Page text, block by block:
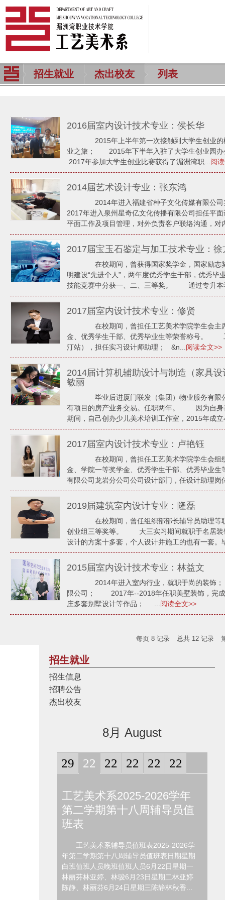
招生就业 杰出校友 列表
2016届室内设计技术专业：侯长华
2015年上半年第一次接触到大学生创业的
业之旅； 2015年下半年入驻了大学生创业园
2017年参加大学生创业比赛获得了湄洲湾职... 阅
2014届艺术设计专业：张东鸿
2014年进入福建省种子文化传媒有限公
2017年进入泉州星奇亿文化传播有限公司担任平
平面工作及项目管理，对外负责客户联络沟通，对
2017届宝玉石鉴定与加工技术专业：徐
在校期间，曾获得国家奖学金，国家励志
明建设“先进个人”，两年度优秀学生干部，优秀
技能竞赛中分获一、二、三等奖。 通过专升本
2017届室内设计技术专业：修贤
在校期间，曾担任工艺美术学院学生会主
金、优秀学生干部、优秀毕业生等荣誉称号
汀站），担任实习设计师助理； &n... 阅读全文>>
2014届计算机辅助设计与制造（家具
敏丽
毕业后进厦门联发（集团）物业服务有限
有项目的房产业务交易。任职两年。 因为自身
期间，自己创办少儿美术培训工作室，2015年成
2017届室内设计技术专业：卢艳钰
在校期间，曾担任工艺美术学院学生会组
金、学院一等奖学金、优秀学生干部、优秀毕
有限公司龙岩分公司公司设计部门，任设计助理岗
2019届建筑室内设计专业：隆磊
在校期间，曾任组织部部长辅导员助理等
创业组三等奖等。 大三实习期间就职于名居装
设计的方案十多套，个人设计并施工的也有一套。
2015届室内设计技术专业：林益文
2014年进入室内行业，就职于尚的装饰
限公司； 2017年--2018年任职美墅装饰，完成
庄多套别墅设计等作品； ... 阅读全文>>
每页 8 记录 总共 12 记录
招生就业
招生信息
招聘公告
杰出校友
8月 August
29 22 22 22 22 22
工艺美术系2025-2026学年
第二学期第十八周辅导员值
班表
工艺美术系辅导员值班表2025-2026学
年第二学期第十八周辅导员值班表日期星期
白班值班人员晚班值班人员6月22日星期一
林丽芬林亚婷、林骏6月23日星期二林亚婷
陈静、林丽芬6月24日星期三陈静林秋香...